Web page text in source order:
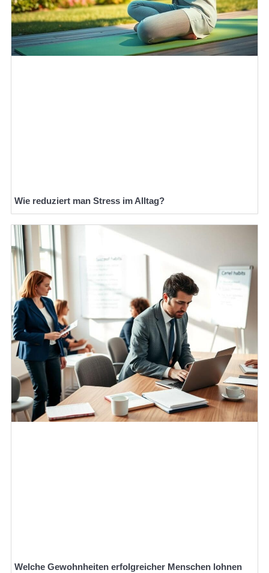
Wie reduziert man Stress im Alltag?
Welche Gewohnheiten erfolgreicher Menschen lohnen